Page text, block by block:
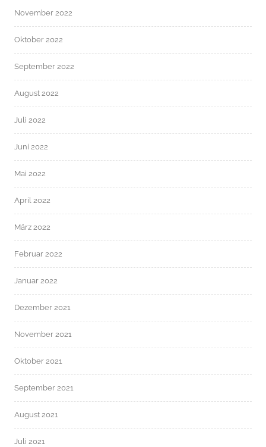
November 2022
Oktober 2022
September 2022
August 2022
Juli 2022
Juni 2022
Mai 2022
April 2022
März 2022
Februar 2022
Januar 2022
Dezember 2021
November 2021
Oktober 2021
September 2021
August 2021
Juli 2021